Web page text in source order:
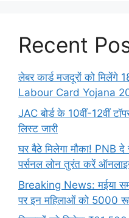
Recent
लेबर कार्ड मजदूरों को
Labour Card Yojana
JAC बोर्ड के 10वीं-12वीं
लिस्ट जारी
घर बैठे मिलेगा मौका! PNB
पर्सनल लोन तुरंत करें
Breaking News: मईया
पर इन महिलाओं को 5000